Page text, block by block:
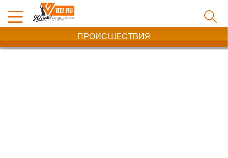
ПРОИСШЕСТВИЯ